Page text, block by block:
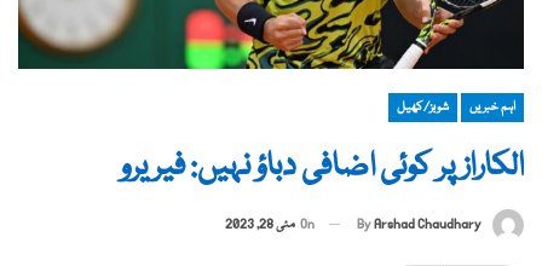
اہم خبریں شوبز/کھیل
الکاراز پر کوئی اضافی دباؤ نہیں: فیریرو
ByArshad Chaudhary
On مئی 28, 2023